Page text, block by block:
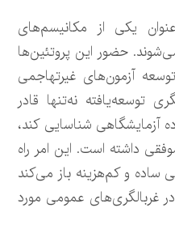
یکی از مکانیسم‌های
حضور این پروتئین‌ها
آزمون‌های غیرتهاجمی
توسعه‌یافته نه‌تنها قادر
آزمایشگاهی شناسایی کند،
داشته است. این امر راه
و کم‌هزینه باز می‌کند
غربالگری‌های عمومی مورد